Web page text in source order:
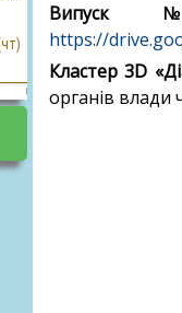
Випуск
https://
Кластер 3D
органів влади